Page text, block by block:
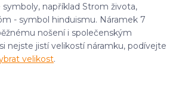
symboly, například Strom života,
- symbol hinduismu. Náramek 7
nošení i společenským
nejste jistí velikostí náramku, podívejte
velikost.